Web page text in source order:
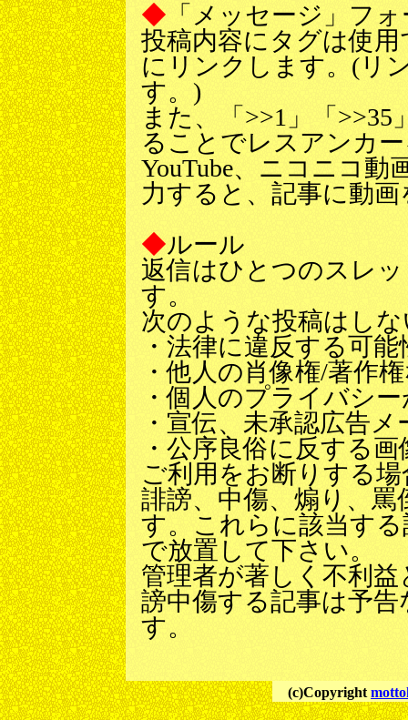
◆ 「メッセージ」フ
投稿内容にタグは使
にリンクします。(リ
す。)
また、「>>1」「
ることでレスアンカ
YouTube、ニコニコ動
力すると、記事に動
◆ルール
返信はひとつのスレ
す。
次のような投稿はし
・法律に違反する可
・他人の肖像権/著作
・個人のプライバシ
・宣伝、未承認広告メ
・公序良俗に反する
ご利用をお断りする
誹謗、中傷、煽り、
す。これらに該当す
で放置して下さい。
管理者が著しく不利
謗中傷する記事は予
す。
(c)Copyright